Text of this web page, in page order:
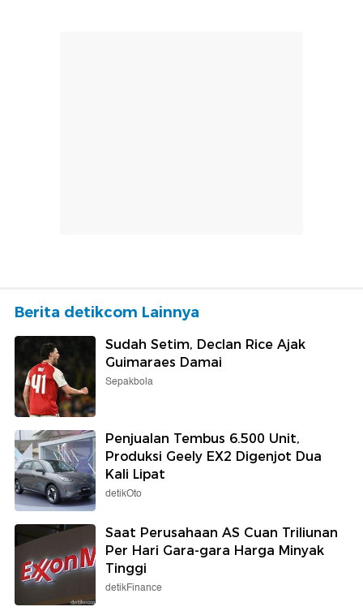
Berita detikcom Lainnya
Sudah Setim, Declan Rice Ajak
Guimaraes Damai
Sepakbola
Penjualan Tembus 6.500 Unit,
Produksi Geely EX2 Digenjot Dua
Kali Lipat
detikOto
Saat Perusahaan AS Cuan Triliunan
Per Hari Gara-gara Harga Minyak
Tinggi
detikFinance